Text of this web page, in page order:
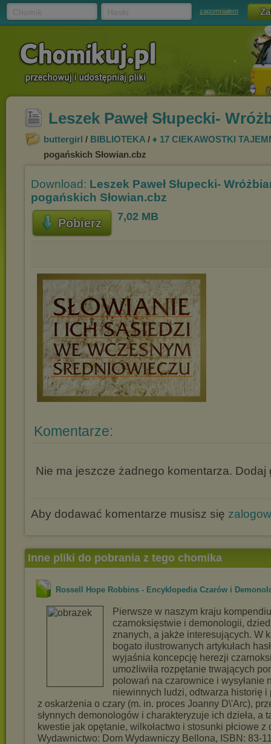
zapomniałem
Leszek Paweł Słupecki-
buttergirl / BIBLIOTEKA / ♦ 17 CIEKAWOSTKI
pogańskich Słowian.cbz
Download: Leszek Paweł Słupecki-
pogańskich Słowian.cbz
Pobierz 7,02 MB
Komentarze:
Nie ma jeszcze żadnego komentarza. Dodaj
Aby dodawać komentarze musisz się
Inne pliki do pobrania z tego chomika
Rossell Hope Robbins - Encyklopedia Czarów i
Pierwsze w naszym kraju
czarnoksięstwie i demonologii,
znanych, a jakże interesujących. W
bogato ilustrowanych artykułach
wyjaśnia koncepcję herezji
umożliwiła rozpętanie trwających
polowań na czarownice i wysyłanie
niewinnych ludzi, odtwarza historię
z oskarżenia o czary (m. in. proces Joanny D\'Arc),
słynnych demonologów i charakteryzuje ich dzieła, a
kwestie jak opętanie, wilkołactwo i stosunki płciowe z
Wydawnictwo: Dom Wydawniczy Bellona, ISBN: 83-